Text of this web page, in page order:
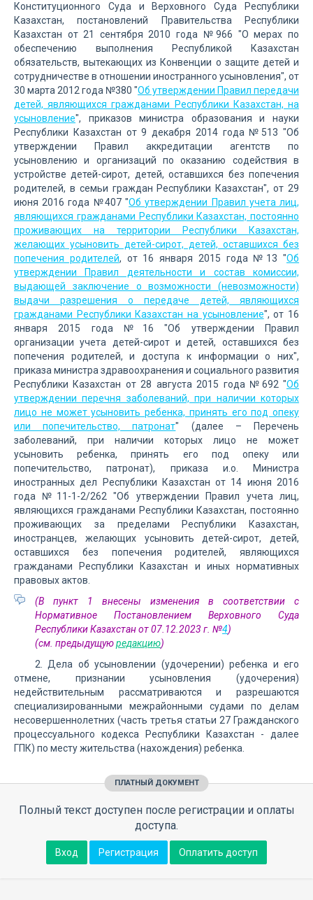
Конституционного Суда и Верховного Суда Республики
Казахстан, постановлений Правительства Республики
Казахстан от 21 сентября 2010 года №966 "О мерах по
обеспечению выполнения Республикой Казахстан
обязательств, вытекающих из Конвенции о защите детей и
сотрудничестве в отношении иностранного усыновления", от
30 марта 2012 года №380 "Об утверждении Правил передачи
детей, являющихся гражданами Республики Казахстан, на
усыновление", приказов министра образования и науки
Республики Казахстан от 9 декабря 2014 года №513 "Об
утверждении Правил аккредитации агентств по
усыновлению и организаций по оказанию содействия в
устройстве детей-сирот, детей, оставшихся без попечения
родителей, в семьи граждан Республики Казахстан", от 29
июня 2016 года №407 "Об утверждении Правил учета лиц,
являющихся гражданами Республики Казахстан, постоянно
проживающих на территории Республики Казахстан,
желающих усыновить детей-сирот, детей, оставшихся без
попечения родителей, от 16 января 2015 года №13 "Об
утверждении Правил деятельности и состав комиссии,
выдающей заключение о возможности (невозможности)
выдачи разрешения о передаче детей, являющихся
гражданами Республики Казахстан на усыновление", от 16
января 2015 года №16 "Об утверждении Правил
организации учета детей-сирот и детей, оставшихся без
попечения родителей, и доступа к информации о них",
приказа министра здравоохранения и социального развития
Республики Казахстан от 28 августа 2015 года №692 "Об
утверждении перечня заболеваний, при наличии которых
лицо не может усыновить ребенка, принять его под опеку
или попечительство, патронат" (далее – Перечень
заболеваний, при наличии которых лицо не может
усыновить ребенка, принять его под опеку или
попечительство, патронат), приказа и.о. Министра
иностранных дел Республики Казахстан от 14 июня 2016
года №11-1-2/262 "Об утверждении Правил учета лиц,
являющихся гражданами Республики Казахстан, постоянно
проживающих за пределами Республики Казахстан,
иностранцев, желающих усыновить детей-сирот, детей,
оставшихся без попечения родителей, являющихся
гражданами Республики Казахстан и иных нормативных
правовых актов.
(В пункт 1 внесены изменения в соответствии с
Нормативное Постановлением Верховного Суда
Республики Казахстан от 07.12.2023 г. №4)
(см. предыдущуюредакцию)
2. Дела об усыновлении (удочерении) ребенка и его
отмене, признании усыновления (удочерения)
недействительным рассматриваются и разрешаются
специализированными межрайонными судами по делам
несовершеннолетних (часть третья статьи 27 Гражданского
процессуального кодекса Республики Казахстан - далее
ГПК) по месту жительства (нахождения) ребенка.
ПЛАТНЫЙ ДОКУМЕНТ
Полный текст доступен после регистрации и оплаты
доступа.
Вход Регистрация Оплатить доступ